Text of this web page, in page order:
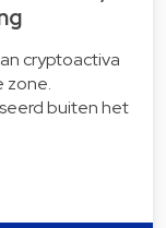
cryptoactiva
zone.
buiten het